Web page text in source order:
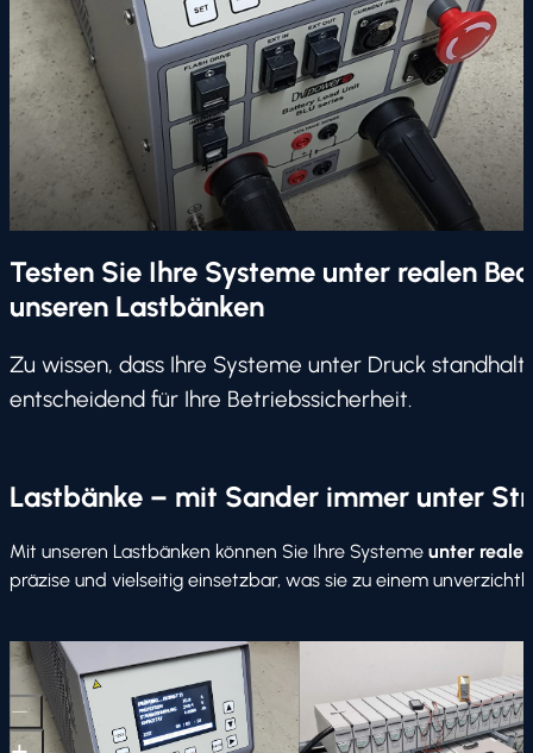
Testen Sie Ihre Systeme unter realen
unseren Lastbänken
Zu wissen, dass Ihre Systeme unter Druck
entscheidend für Ihre Betriebssicherheit.
Lastbänke – mit Sander immer unter
Mit unseren Lastbänken können Sie Ihre Systeme unter
präzise und vielseitig einsetzbar, was sie zu einem